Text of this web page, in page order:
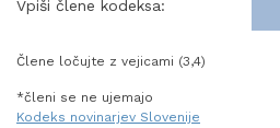
Vpiši člene kodeksa:
Člene ločujte z vejicami (3,4)
*členi se ne ujemajo
Kodeks novinarjev Slovenije